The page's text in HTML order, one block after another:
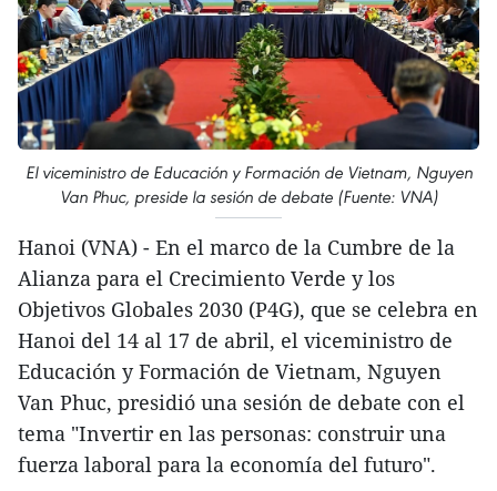
El viceministro de Educación y Formación de Vietnam, Nguyen
Van Phuc, preside la sesión de debate (Fuente: VNA)
Hanoi (VNA) - En el marco de la Cumbre de la
Alianza para el Crecimiento Verde y los
Objetivos Globales 2030 (P4G), que se celebra en
Hanoi del 14 al 17 de abril, el viceministro de
Educación y Formación de Vietnam, Nguyen
Van Phuc, presidió una sesión de debate con el
tema "Invertir en las personas: construir una
fuerza laboral para la economía del futuro".